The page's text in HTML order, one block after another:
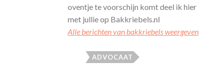
oventje te voorschijn komt deel ik hier
met jullie op Bakkriebels.nl
Alle berichten van bakkriebels weergeven
ADVOCAAT